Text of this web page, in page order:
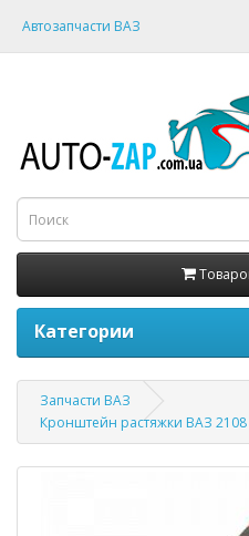
Автозапчасти ВАЗ
Категории
Запчасти ВАЗ
Кронштейн растяжки ВАЗ 2108